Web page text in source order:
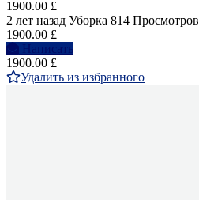
1900.00 £
2 лет назад Уборка 814 Просмотров
1900.00 £
Написать
1900.00 £
Удалить из избранного